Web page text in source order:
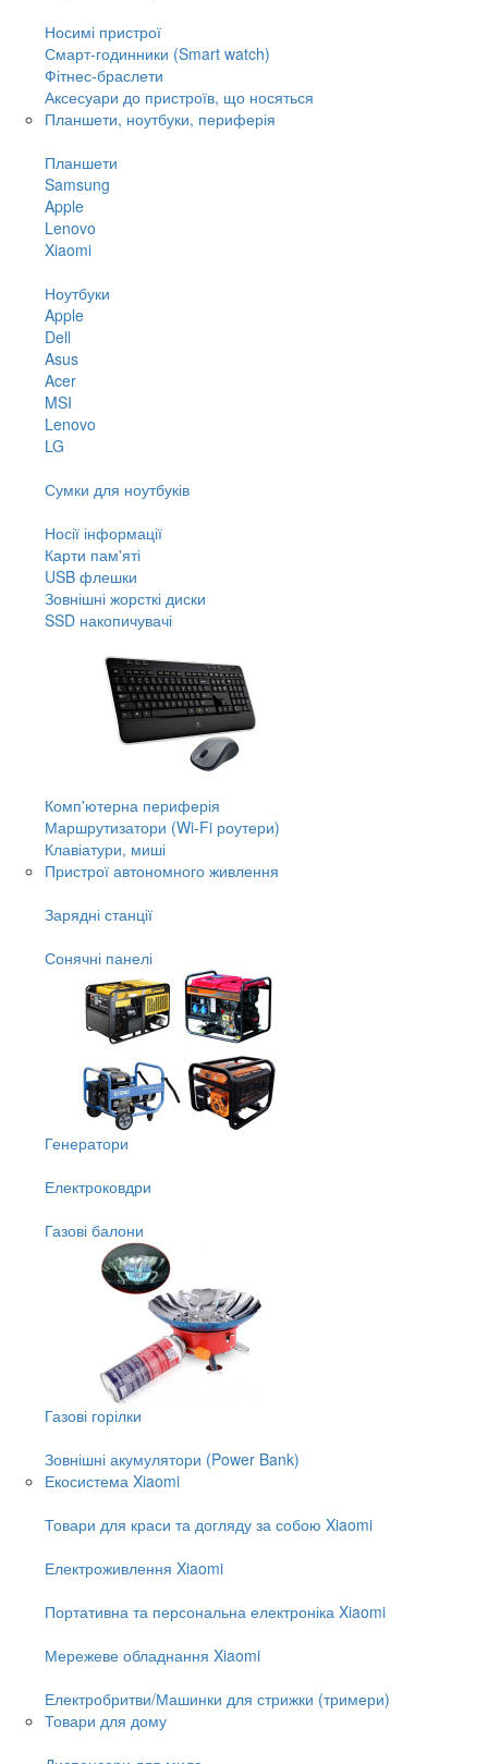
Носимі пристрої
Смарт-годинники (Smart watch)
Фітнес-браслети
Аксесуари до пристроїв, що носяться
Планшети, ноутбуки, периферія
Планшети
Samsung
Apple
Lenovo
Xiaomi
Ноутбуки
Apple
Dell
Asus
Acer
MSI
Lenovo
LG
Сумки для ноутбуків
Носії інформації
Карти пам'яті
USB флешки
Зовнішні жорсткі диски
SSD накопичувачі
Комп'ютерна периферія
Маршрутизатори (Wi-Fi роутери)
Клавіатури, миші
Пристрої автономного живлення
Зарядні станції
Сонячні панелі
Генератори
Електроковдри
Газові балони
Газові горілки
Зовнішні акумулятори (Power Bank)
Екосистема Xiaomi
Товари для краси та догляду за собою Xiaomi
Електроживлення Xiaomi
Портативна та персональна електроніка Xiaomi
Мережеве обладнання Xiaomi
Електробритви/Машинки для стрижки (тримери)
Товари для дому